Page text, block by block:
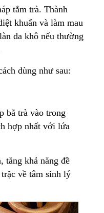
tắm trà. Thành
khuẩn và làm mau
da khô nếu thường
dùng như sau:
bã trà vào trong
hợp nhất với lứa
tăng khả năng đề
về tâm sinh lý